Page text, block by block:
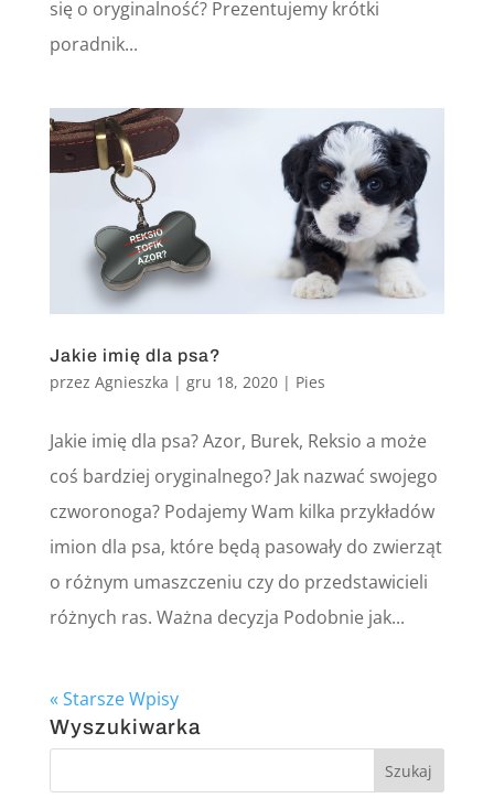
się o oryginalność? Prezentujemy krótki
poradnik...
Jakie imię dla psa?
przez Agnieszka | gru 18, 2020| Pies
Jakie imię dla psa? Azor, Burek, Reksio a może
coś bardziej oryginalnego? Jak nazwać swojego
czworonoga? Podajemy Wam kilka przykładów
imion dla psa, które będą pasowały do zwierząt
o różnym umaszczeniu czy do przedstawicieli
różnych ras. Ważna decyzja Podobnie jak...
« Starsze Wpisy
Wyszukiwarka